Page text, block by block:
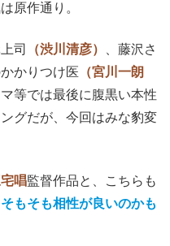
原作通り。
司 （渋川清彦）
、藤沢さ
かかりつけ医 （宮川一朗
等では最後に腹黒い本性
グだが、今回はみな豹変
唱監督作品と、こちらも
そもそも相性が良いのかも